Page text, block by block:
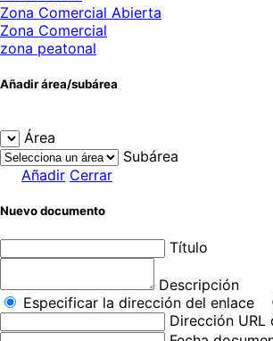
Zona Comercial Abierta
Zona Comercial
zona peatonal
Añadir área/subárea
Área
Subárea
Añadir Cerrar
Nuevo documento
Título
Descripción
Especificar la dirección del enlace
Dirección URL